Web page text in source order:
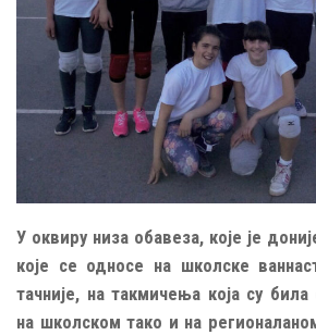
У оквиру низа обавеза, које је
које се односе на школске
тачније, на такмичења која су била
на школском тако и на